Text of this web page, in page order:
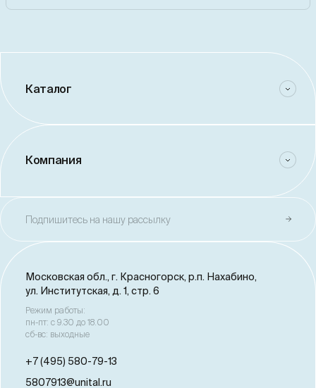
Каталог
Компания
Подпишитесь на нашу рассылку
Московская обл., г. Красногорск, р.п. Нахабино,
ул. Институтская, д. 1, стр. 6
Режим работы:
пн-пт: с 9.30 до 18.00
сб-вс: выходные
+7 (495) 580-79-13
5807913@unital.ru